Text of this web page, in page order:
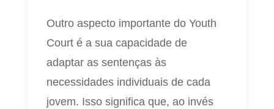
Outro aspecto importante do Youth
Court é a sua capacidade de
adaptar as sentenças às
necessidades individuais de cada
jovem. Isso significa que, ao invés